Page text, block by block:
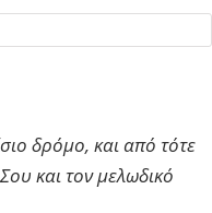
δρόμο, και από τότε
και τον μελωδικό